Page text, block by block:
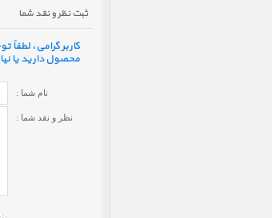
ثبت نظر و نقد شما
کاربر گرامی،
محصول دارید یا
نام شما :
نظر و نقد شما :